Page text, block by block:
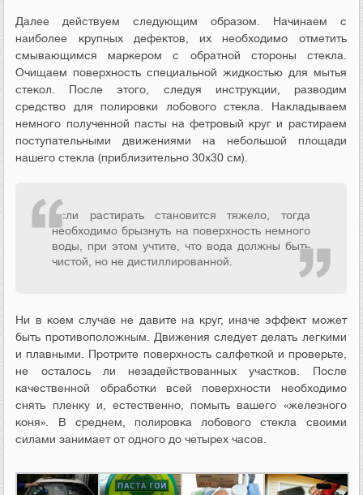
Далее действуем следующим образом. Начинаем с
наиболее крупных дефектов, их необходимо отметить
смывающимся маркером с обратной стороны стекла.
Очищаем поверхность специальной жидкостью для мытья
стекол. После этого, следуя инструкции, разводим
средство для полировки лобового стекла. Накладываем
немного полученной пасты на фетровый круг и растираем
поступательными движениями на небольшой площади
нашего стекла (приблизительно 30х30 см).
Если растирать становится тяжело, тогда
необходимо брызнуть на поверхность немного
воды, при этом учтите, что вода должны быть
чистой, но не дистиллированной.
Ни в коем случае не давите на круг, иначе эффект может
быть противоположным. Движения следует делать легкими
и плавными. Протрите поверхность салфеткой и проверьте,
не осталось ли незадействованных участков. После
качественной обработки всей поверхности необходимо
снять пленку и, естественно, помыть вашего «железного
коня». В среднем, полировка лобового стекла своими
силами занимает от одного до четырех часов.